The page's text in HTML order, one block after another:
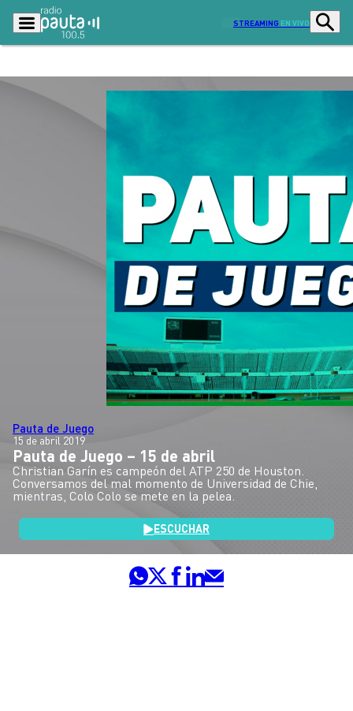
STREAMING EN VIVO
Economía
Radio en vivo
Tendencias Deportes
Entretención y Cultura Opinión
Dato en Pauta Señal 2
Contenido Patrocinado
Pauta de Juego
15 de abril 2019
Pauta de Juego – 15 de abril
Christian Garín es campeón del ATP 250 de Houston.
Conversamos del mal momento de Universidad de Chie,
mientras, Colo Colo se mete en la pelea.
ESCUCHAR